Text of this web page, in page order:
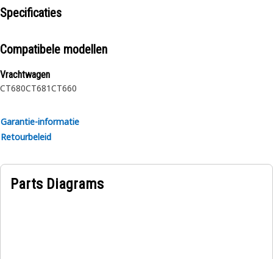
Specificaties
Compatibele modellen
Vrachtwagen
CT680CT681CT660
Garantie-informatie
Retourbeleid
Parts Diagrams